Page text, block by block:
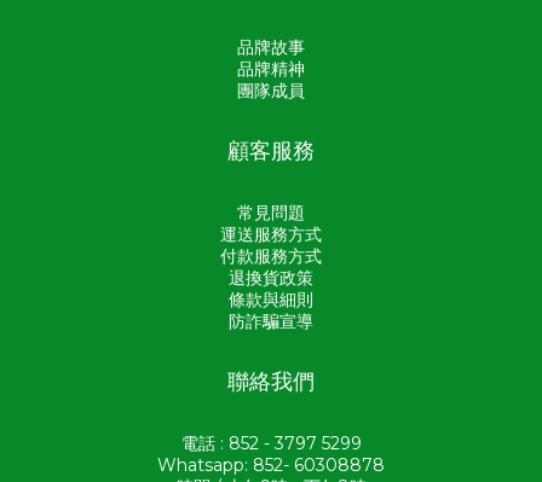
品牌故事
品牌精神
團隊成員
顧客服務
常見問題
運送服務方式
付款服務方式
退換貨政策
條款與細則
防詐騙宣導
聯絡我們
電話 : 852 - 3797 5299
Whatsapp: 852- 60308878